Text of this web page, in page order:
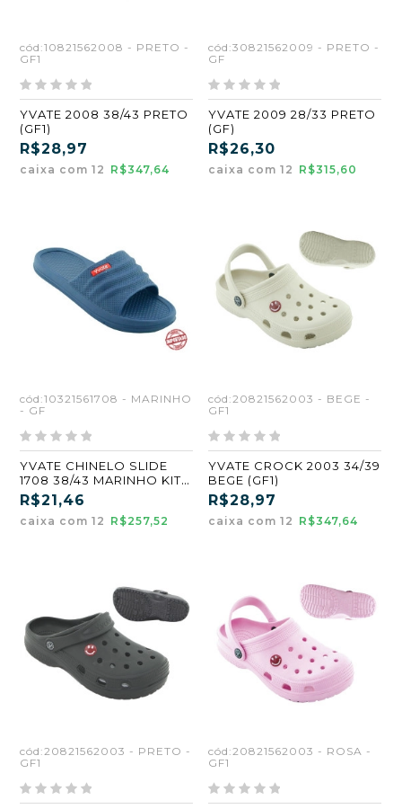
cód:10821562008 - PRETO -
GF1
YVATE 2008 38/43 PRETO
(GF1)
R$28,97
caixa com 12 R$347,64
cód:30821562009 - PRETO -
GF
YVATE 2009 28/33 PRETO
(GF)
R$26,30
caixa com 12 R$315,60
cód:10321561708 - MARINHO
- GF
YVATE CHINELO SLIDE
1708 38/43 MARINHO KIT
12 PARES
R$21,46
caixa com 12 R$257,52
cód:20821562003 - BEGE -
GF1
YVATE CROCK 2003 34/39
BEGE (GF1)
R$28,97
caixa com 12 R$347,64
cód:20821562003 - PRETO -
GF1
cód:20821562003 - ROSA -
GF1